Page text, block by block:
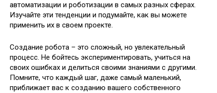
автоматизации и роботизации в самых разных сферах.
Изучайте эти тенденции и подумайте, как вы можете
применить их в своем проекте.
Создание робота – это сложный, но увлекательный
процесс. Не бойтесь экспериментировать, учиться на
своих ошибках и делиться своими знаниями с другими.
Помните, что каждый шаг, даже самый маленький,
приближает вас к созданию вашего собственного